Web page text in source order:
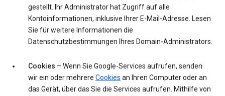
gestellt. Ihr Administrator hat Zugriff auf alle
Kontoinformationen, inklusive Ihrer E-Mail-Adresse. Lesen
Sie für weitere Informationen die
Datenschutzbestimmungen Ihres Domain-Administrators.
Cookies – Wenn Sie Google-Services aufrufen, senden
wir ein oder mehrere Cookies an Ihren Computer oder an
das Gerät, über das Sie die Services aufrufen. Mithilfe von